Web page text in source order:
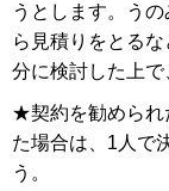
うとします。う
ら見積りをとる
分に検討した上で
★契約を勧められ
た場合は、1人で
う。